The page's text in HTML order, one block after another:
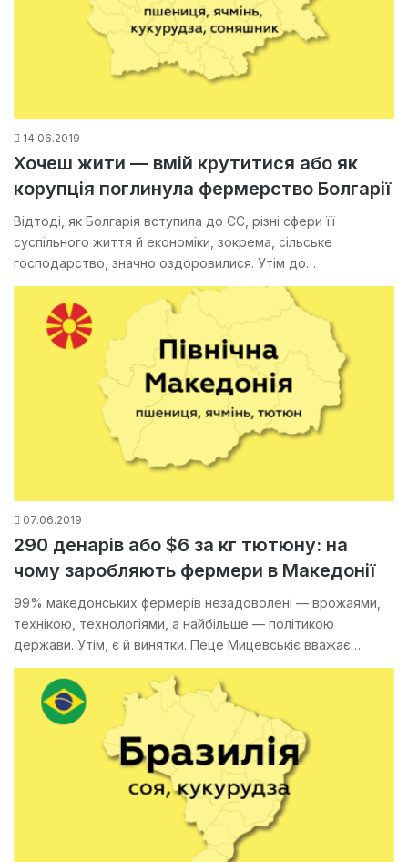
14.06.2019
Хочеш жити — вмій крутитися або як
корупція поглинула фермерство Болгарії
Відтоді, як Болгарія вступила до ЄС, різні сфери її
суспільного життя й економіки, зокрема, сільське
господарство, значно оздоровилися. Утім до…
07.06.2019
290 денарів або $6 за кг тютюну: на
чому заробляють фермери в Македонії
99% македонських фермерів незадоволені — врожаями,
технікою, технологіями, а найбільше — політикою
держави. Утім, є й винятки. Пеце Мицевськіє вважає…